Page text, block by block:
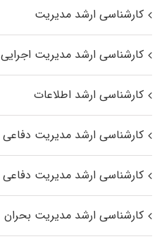
کارشناسی ارشد مدیریت
کارشناسی ارشد مدیریت اجرایی
کارشناسی ارشد اطلاعات
کارشناسی ارشد مدیریت دفاعی ۱
کارشناسی ارشد مدیریت دفاعی ۲
کارشناسی ارشد مدیریت بحران